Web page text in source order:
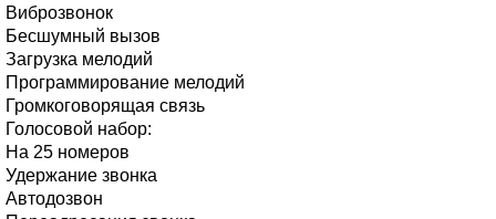
Виброзвонок
Бесшумный вызов
Загрузка мелодий
Программирование мелодий
Громкоговорящая связь
Голосовой набор:
На 25 номеров
Удержание звонка
Автодозвон